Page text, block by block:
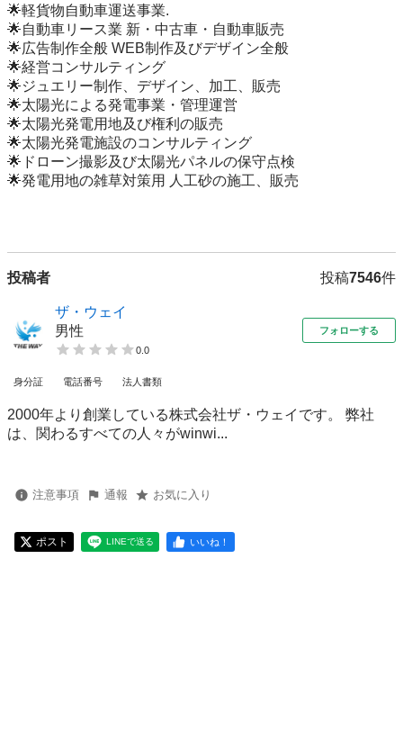
🌟軽貨物自動車運送事業.
🌟自動車リース業 新・中古車・自動車販売
🌟広告制作全般 WEB制作及びデザイン全般
🌟経営コンサルティング
🌟ジュエリー制作、デザイン、加工、販売
🌟太陽光による発電事業・管理運営
🌟太陽光発電用地及び権利の販売
🌟太陽光発電施設のコンサルティング
🌟ドローン撮影及び太陽光パネルの保守点検
🌟発電用地の雑草対策用 人工砂の施工、販売
投稿者 投稿7546件
ザ・ウェイ
男性
0.0
フォローする
身分証 電話番号 法人書類
2000年より創業している株式会社ザ・ウェイです。 弊社
は、関わるすべての人々がwinwi...
注意事項 通報 お気に入り
ポスト LINEで送る いいね！